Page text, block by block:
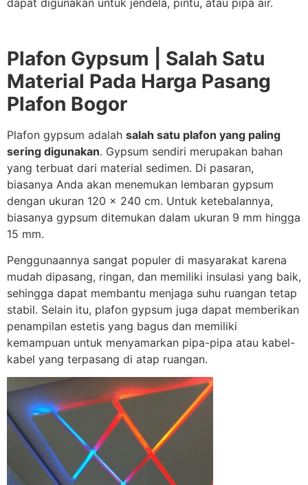
Plafon Gypsum | Salah Satu
Material Pada Harga Pasang
Plafon Bogor
Plafon gypsum adalah salah satu plafon yang paling
sering digunakan. Gypsum sendiri merupakan bahan
yang terbuat dari material sedimen. Di pasaran,
biasanya Anda akan menemukan lembaran gypsum
dengan ukuran 120 x 240 cm. Untuk ketebalannya,
biasanya gypsum ditemukan dalam ukuran 9 mm hingga
15 mm.
Penggunaannya sangat populer di masyarakat karena
mudah dipasang, ringan, dan memiliki insulasi yang baik,
sehingga dapat membantu menjaga suhu ruangan tetap
stabil. Selain itu, plafon gypsum juga dapat memberikan
penampilan estetis yang bagus dan memiliki
kemampuan untuk menyamarkan pipa-pipa atau kabel-
kabel yang terpasang di atap ruangan.